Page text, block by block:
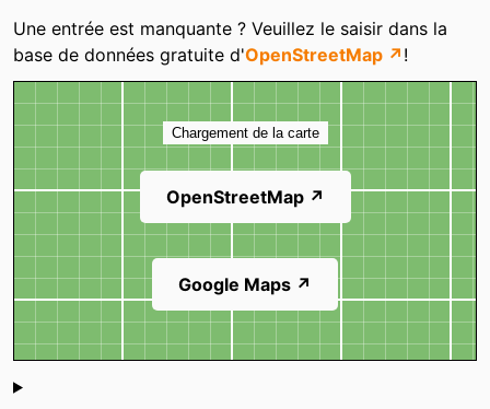
Catégories
Une entrée est manquante ? Veuillez le saisir dans la
base de données gratuite d'OpenStreetMap ↗ !
Carte
Chargement de la carte
OpenStreetMap ↗
Google Maps ↗
Shoutbox